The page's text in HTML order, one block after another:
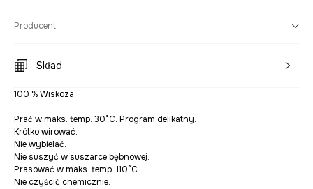
Producent
Skład
100 % Wiskoza
Prać w maks. temp. 30°C. Program delikatny.
Krótko wirować.
Nie wybielać.
Nie suszyć w suszarce bębnowej.
Prasować w maks. temp. 110°C.
Nie czyścić chemicznie.